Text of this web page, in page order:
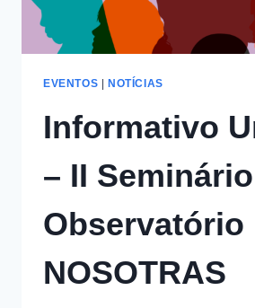
EVENTOS NOTÍCIAS
Informativo
– II Seminário
Observatório
NOSOTRAS